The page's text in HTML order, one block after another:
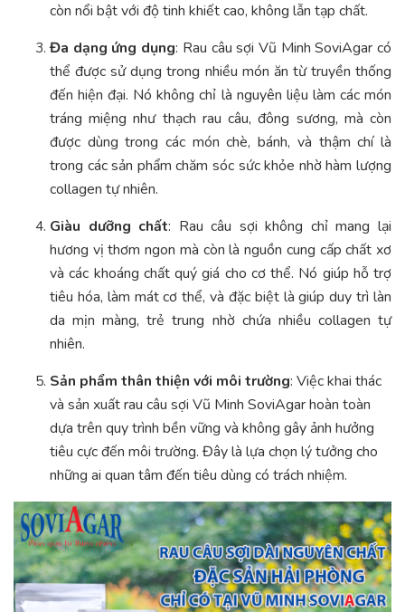
còn nổi bật với độ tinh khiết cao, không lẫn tạp chất.
Đa dạng ứng dụng: Rau câu sợi Vũ Minh SoviAgar có
thể được sử dụng trong nhiều món ăn từ truyền thống
đến hiện đại. Nó không chỉ là nguyên liệu làm các món
tráng miệng như thạch rau câu, đông sương, mà còn
được dùng trong các món chè, bánh, và thậm chí là
trong các sản phẩm chăm sóc sức khỏe nhờ hàm lượng
collagen tự nhiên.
Giàu dưỡng chất: Rau câu sợi không chỉ mang lại
hương vị thơm ngon mà còn là nguồn cung cấp chất xơ
và các khoáng chất quý giá cho cơ thể. Nó giúp hỗ trợ
tiêu hóa, làm mát cơ thể, và đặc biệt là giúp duy trì làn
da mịn màng, trẻ trung nhờ chứa nhiều collagen tự
nhiên.
Sản phẩm thân thiện với môi trường: Việc khai thác
và sản xuất rau câu sợi Vũ Minh SoviAgar hoàn toàn
dựa trên quy trình bền vững và không gây ảnh hưởng
tiêu cực đến môi trường. Đây là lựa chọn lý tưởng cho
những ai quan tâm đến tiêu dùng có trách nhiệm.